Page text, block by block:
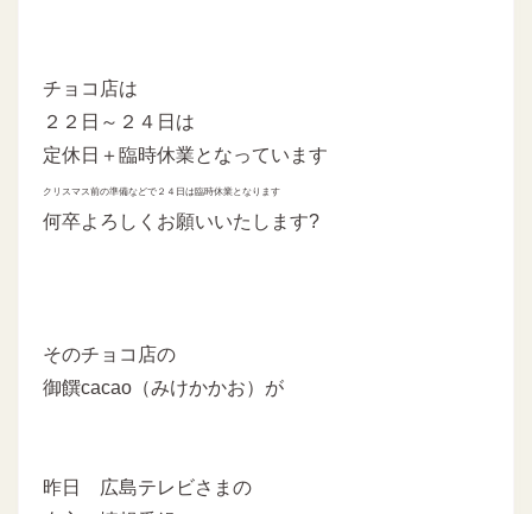
チョコ店は
２２日～２４日は
定休日＋臨時休業となっています
クリスマス前の準備などで２４日は臨時休業となります
何卒よろしくお願いいたします?
そのチョコ店の
御饌cacao（みけかかお）が
昨日 広島テレビさまの